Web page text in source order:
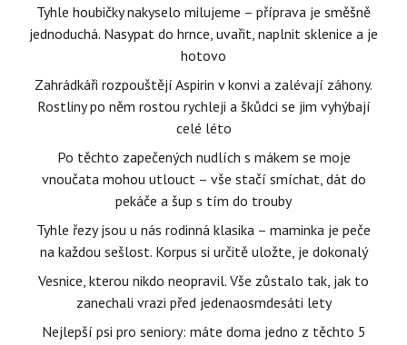
Tyhle houbičky nakyselo milujeme – příprava je směšně
jednoduchá. Nasypat do hrnce, uvařit, naplnit sklenice a je
hotovo
Zahrádkáři rozpouštějí Aspirin v konvi a zalévají záhony.
Rostliny po něm rostou rychleji a škůdci se jim vyhýbají
celé léto
Po těchto zapečených nudlích s mákem se moje
vnoučata mohou utlouct – vše stačí smíchat, dát do
pekáče a šup s tím do trouby
Tyhle řezy jsou u nás rodinná klasika – maminka je peče
na každou sešlost. Korpus si určitě uložte, je dokonalý
Vesnice, kterou nikdo neopravil. Vše zůstalo tak, jak to
zanechali vrazi před jedenaosmdesáti lety
Nejlepší psi pro seniory: máte doma jedno z těchto 5